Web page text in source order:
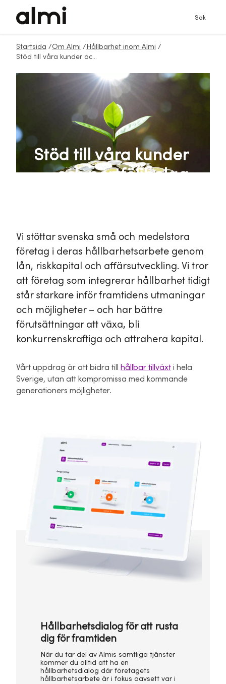
Sök
Startsida /Om Almi / Hållbarhet inom Almi /
Stöd till våra kunder och portföljbolag
Stöd till våra kunder
och portföljbolag
Vi stöttar svenska små och medelstora
företag i deras hållbarhetsarbete genom
lån, riskkapital och affärsutveckling. Vi tror
att företag som integrerar hållbarhet tidigt
står starkare inför framtidens utmaningar
och möjligheter – och har bättre
förutsättningar att växa, bli
konkurrenskraftiga och attrahera kapital.
Vårt uppdrag är att bidra till hållbar tillväxt i hela
Sverige, utan att kompromissa med kommande
generationers möjligheter.
Hållbarhetsdialog för att rusta
dig för framtiden
När du tar del av Almis samtliga tjänster
kommer du alltid att ha en
hållbarhetsdialog där företagets
hållbarhetsarbete är i fokus oavsett var i